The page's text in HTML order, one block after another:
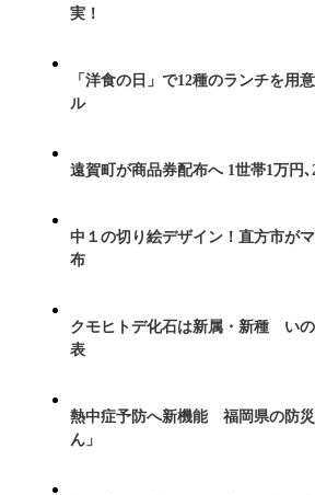
実！
「洋食の日」で12種のランチを
ル
遠賀町が商品券配布へ 1世帯1万円
中１の切り絵デザイン！直方市が
布
クモヒトデ化石は新属・新種 い
表
熱中症予防へ新機能 福岡県の防災
ん」